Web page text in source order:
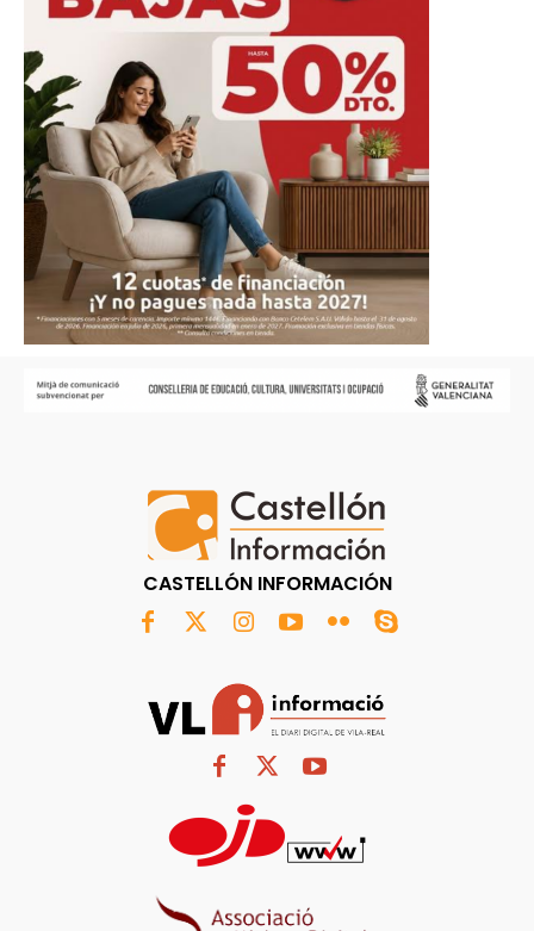
CASTELLÓN INFORMACIÓN